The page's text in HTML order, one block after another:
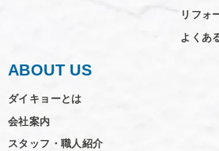
リフォ
よくあ
ABOUT US
ダイキョーとは
会社案内
スタッフ・職人紹介